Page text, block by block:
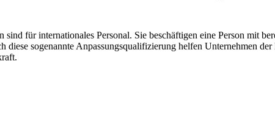
für internationales Personal. Sie beschäftigen eine Person mit
sogenannte Anpassungsqualifizierung helfen Unternehmen